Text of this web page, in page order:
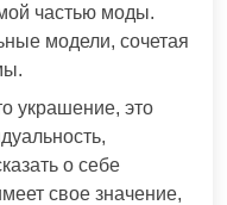
частью моды.
модели, сочетая
украшение, это
о себе
свое значение,